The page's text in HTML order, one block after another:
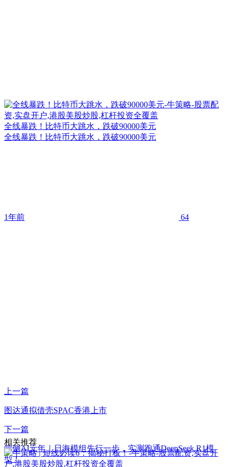
全线暴跌！比特币大跳水，跌破90000美元
全线暴跌！比特币大跳水，跌破90000美元
1年前 64
上一篇
图达通拟借壳SPAC香港上市
下一篇
端侧AI元年｜日海模组先行一步，实测跑通DeepSeek R1模
型！
相关推荐